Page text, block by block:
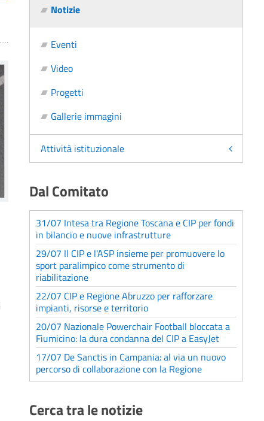
Notizie
Eventi
Video
Progetti
Gallerie immagini
Attività istituzionale
Dal Comitato
31/07 Intesa tra Regione Toscana e CIP per fondi
in bilancio e nuove infrastrutture
29/07 Il CIP e l'ASP insieme per promuovere lo
sport paralimpico come strumento di
riabilitazione
22/07 CIP e Regione Abruzzo per rafforzare
impianti, risorse e territorio
20/07 Nazionale Powerchair Football bloccata a
Fiumicino: la dura condanna del CIP a EasyJet
17/07 De Sanctis in Campania: al via un nuovo
percorso di collaborazione con la Regione
Cerca tra le notizie